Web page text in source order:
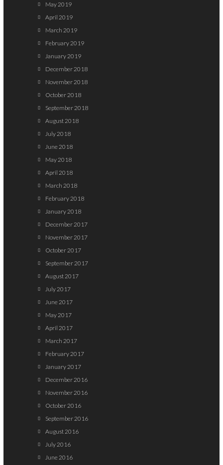
May 2019
April 2019
March 2019
February 2019
January 2019
December 2018
November 2018
October 2018
September 2018
August 2018
July 2018
June 2018
May 2018
April 2018
March 2018
February 2018
January 2018
December 2017
November 2017
October 2017
September 2017
August 2017
July 2017
June 2017
May 2017
April 2017
March 2017
February 2017
January 2017
December 2016
November 2016
October 2016
September 2016
August 2016
July 2016
June 2016